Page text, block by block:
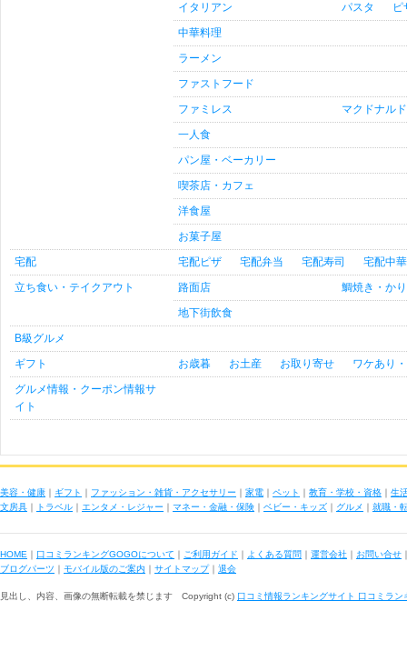
イタリアン
パスタ
ピ
中華料理
ラーメン
ファストフード
ファミレス
マクドナルド
一人食
パン屋・ベーカリー
喫茶店・カフェ
洋食屋
お菓子屋
宅配
宅配ピザ 宅配弁当 宅配寿司
宅配中華
立ち食い・テイクアウト
路面店
鯛焼き・か
地下街飲食
B級グルメ
ギフト
お歳暮 お土産 お取り寄せ
ワケあり
グルメ情報・クーポン情報サ
イト
美容・健康 ｜ ギフト ｜ ファッション・雑貨・アクセサリー ｜ 家電 ｜ ペット ｜ 教育・学校・資格 ｜ 生
文房具 ｜ トラベル ｜ エンタメ・レジャー ｜ マネー・金融・保険 ｜ ベビー・キッズ ｜ グルメ ｜ 就職・
HOME ｜ 口コミランキングGOGOについて ｜ ご利用ガイド ｜ よくある質問 ｜ 運営会社 ｜ お問い合せ
ブログパーツ ｜ モバイル版のご案内 ｜ サイトマップ｜ 退会
見出し、内容、画像の無断転載を禁じます Copyright (c) 口コミ情報ランキングサイト 口コミラン